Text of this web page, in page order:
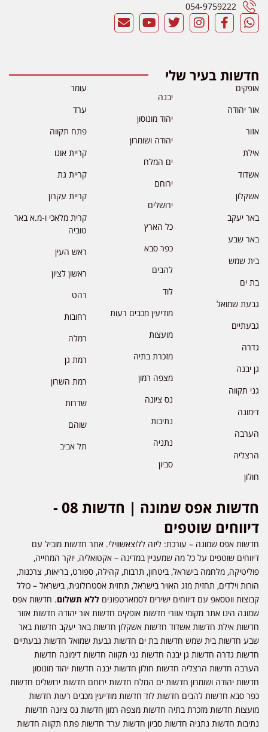
054-9759222
חדשות בעיר שלי
אופקים
אור יהודה
אזור
אילת
אשדוד
אשקלון
באר יעקב
באר שבע
בית שמש
בת ים
גבעת שמואל
גבעתיים
גדרה
גן יבנה
גני תקווה
דימונה
הערבה
הרצליה
חולון
יבנה
יהוד מונוסון
יהודה ושומרון
ים המלח
ירוחם
ירושלים
כל הארץ
כפר סבא
להבים
לוד
מודיעין מכבים רעות
מועצות
מזכרת בתיה
מצפה רמון
נס ציונה
נתיבות
נתניה
סביון
עומר
ערד
פתח תקווה
קריית אונו
קריית גת
קריית עקרון
קרית מלאכי ו-מ.א באר
טוביה
ראש העין
ראשון לציון
רהט
רחובות
רמלה
רמת גן
רמת השרון
שדרות
שוהם
תל אביב
חדשות אפס שמונה | חדשות 08 -
דיווחים שוטפים
חדשות אפס שמונה – עורכת: ליזה ללוצאשווילי. אתר חדשות מוביל עם
דיווחים שוטפים על כל מה שמעניין במדינה – אקטואליה, יוקר המחייה,
פוליטיקה, מלחמה בישראל, ביטחון, תרבות, קהילה, ספורט, בריאות, צרכנות,
הורות וילדים, תחזית מזג האויר בישראל, תחזית אסטרולוגית, בישראל – כולל
קבוצות ווטסאפ עם דיווחים ישירים לסמארטפונים ללא תשלום. חדשות אפס
שמונה הינו אתר מקומי אזורי חדשות אופקים חדשות אור יהודה חדשות אזור
חדשות אילת חדשות אשדוד חדשות אשקלון חדשות באר יעקב חדשות באר
שבע חדשות בית שמש חדשות בת ים חדשות גבעת שמואל חדשות גבעתיים
חדשות גדרה חדשות גן יבנה חדשות גני תקווה חדשות דימונה חדשות
הערבה חדשות הרצליה חדשות חולון חדשות יבנה חדשות יהוד מונוסון
חדשות יהודה ושומרון חדשות ים המלח חדשות ירוחם חדשות ירושלים חדשות
כפר סבא חדשות להבים חדשות לוד חדשות מודיעין מכבים רעות חדשות
מועצות חדשות מזכרת בתיה חדשות מצפה רמון חדשות נס ציונה חדשות
נתיבות חדשות נתניה חדשות סביון חדשות ערד חדשות פתח תקווה חדשות